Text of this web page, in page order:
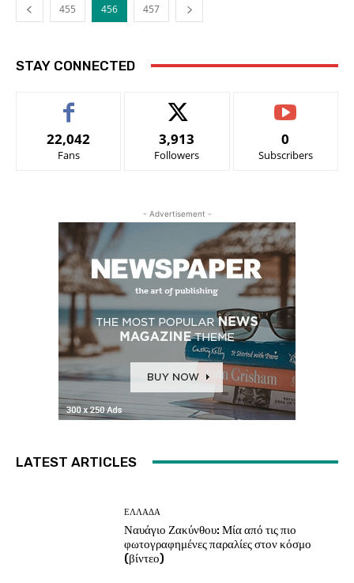
455 456 457
STAY CONNECTED
22,042
Fans
3,913
Followers
0
Subscribers
- Advertisement -
LATEST ARTICLES
ΕΛΛΑΔΑ
Ναυάγιο Ζακύνθου: Μία από τις πιο
φωτογραφημένες παραλίες στον κόσμο
(βίντεο)